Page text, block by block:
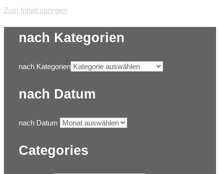
Zum Inhalt springen
nach Kategorien
nach Kategorien
nach Datum
nach Datum
Categories